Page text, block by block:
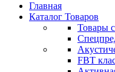
Главная
Каталог Товаров
Товары
FBT